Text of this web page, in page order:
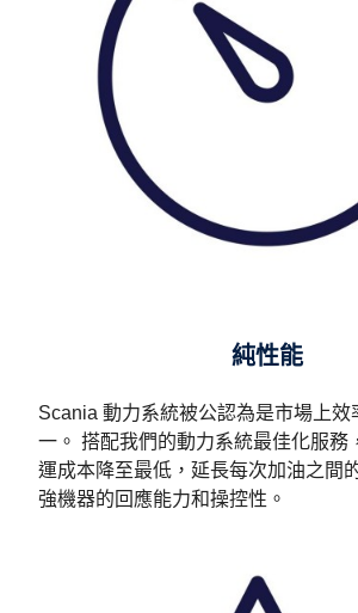
純性能
Scania 動力系統被公認為是市場上效
一。 搭配我們的動力系統最佳化服務
運成本降至最低，延長每次加油之間
強機器的回應能力和操控性。